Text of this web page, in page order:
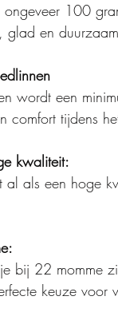
ongeveer 100
glad en
wordt een
comfort tijdens
kwaliteit:
al als een hoge
bij 22 momme
keuze